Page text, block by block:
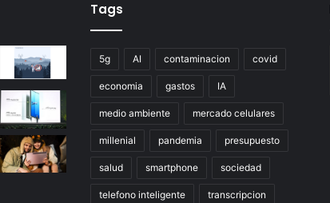
Tags
5g AI contaminacion covid
economia gastos IA
medio ambiente mercado celulares
millenial pandemia presupuesto
salud smartphone sociedad
telefono inteligente transcripcion